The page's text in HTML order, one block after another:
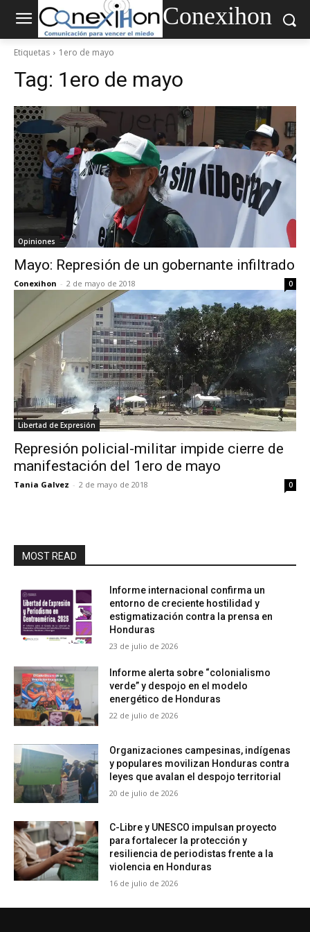
Conexihon
Etiquetas 1ero de mayo
Tag: 1ero de mayo
Opiniones
Mayo: Represión de un gobernante infiltrado
Conexihon - 2 de mayo de 2018 0
Libertad de Expresión
Represión policial-militar impide cierre de
manifestación del 1ero de mayo
Tania Galvez - 2 de mayo de 2018 0
MOST READ
Informe internacional confirma un
entorno de creciente hostilidad y
estigmatización contra la prensa en
Honduras
23 de julio de 2026
Informe alerta sobre “colonialismo
verde” y despojo en el modelo
energético de Honduras
22 de julio de 2026
Organizaciones campesinas, indígenas
y populares movilizan Honduras contra
leyes que avalan el despojo territorial
20 de julio de 2026
C-Libre y UNESCO impulsan proyecto
para fortalecer la protección y
resiliencia de periodistas frente a la
violencia en Honduras
16 de julio de 2026